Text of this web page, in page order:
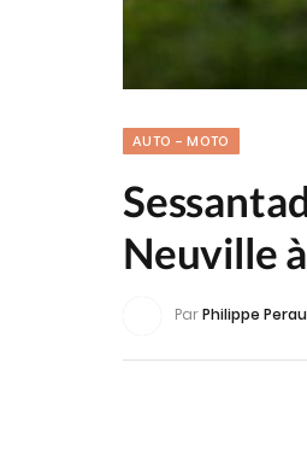
AUTO - MOTO
Neuville
ParPhilippe